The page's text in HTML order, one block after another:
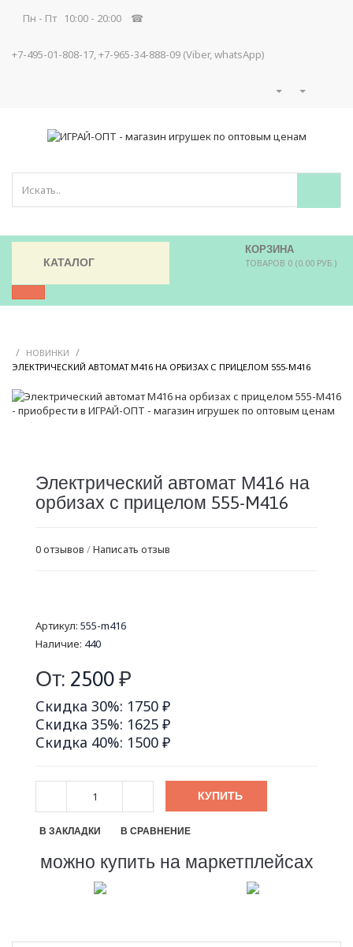
Пн - Пт 10:00 - 20:00 ☎
+7-495-01-808-17, +7-965-34-888-09 (Viber, whatsApp)
КОРЗИНА
ТОВАРОВ 0 (0.00 РУБ.)
КАТАЛОГ
/ НОВИНКИ /
ЭЛЕКТРИЧЕСКИЙ АВТОМАТ М416 НА ОРБИЗАХ С ПРИЦЕЛОМ 555-M416
Электрический автомат М416 на
орбизах с прицелом 555-M416
0 отзывов /Написать отзыв
Артикул: 555-m416
Наличие: 440
От: 2500₽
Скидка 30%: 1750 ₽
Скидка 35%: 1625 ₽
Скидка 40%: 1500 ₽
КУПИТЬ
В ЗАКЛАДКИ В СРАВНЕНИЕ
можно купить на маркетплейсах